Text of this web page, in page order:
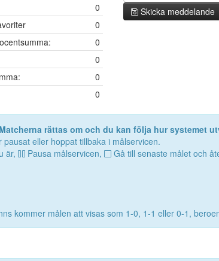
0
0
0
0
0
0
Skicka meddelande
rättas om och du kan följa hur systemet
eller hoppat tillbaka i målservicen.
är, Pausa målservicen, Gå till senaste målet och
kommer målen att visas som 1-0, 1-1 eller 0-1,